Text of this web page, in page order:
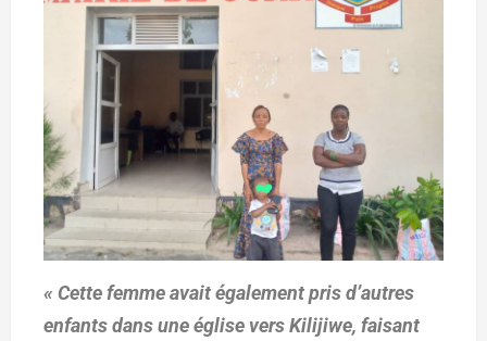
« Cette femme avait également pris d’autres
enfants dans une église vers Kilijiwe, faisant